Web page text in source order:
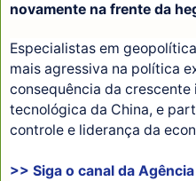
novamente na frente da
Especialistas em
mais agressiva na política
consequência da
tecnológica da China, e
controle e liderança da
>> Siga o canal da